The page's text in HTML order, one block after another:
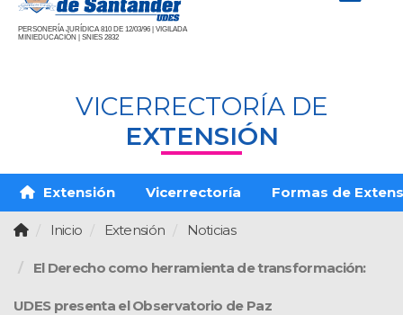
PERSONERÍA JURÍDICA 810 DE 12/03/96 | VIGILADA
MINIEDUCACIÓN | SNIES 2832
VICERRECTORÍA DE
EXTENSIÓN
Extensión Vicerrectoría Formas de
Inicio Extensión Noticias
El Derecho como herramienta de transformación:
UDES presenta el Observatorio de Paz